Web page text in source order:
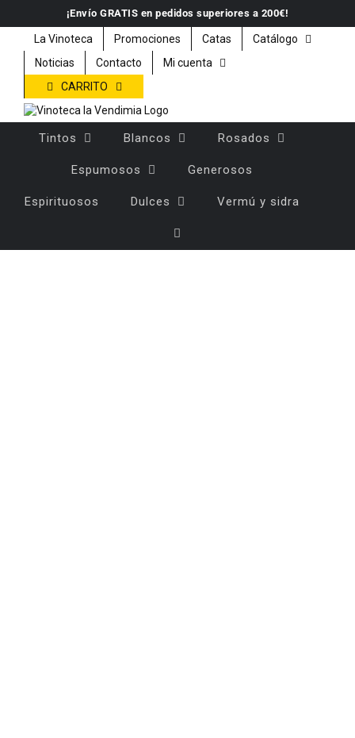
contenido
¡Envío GRATIS en pedidos superiores a 200€!
La Vinoteca Promociones Catas
Catálogo
Noticias
Contacto
Mi cuenta
CARRITO
Tintos Blancos Rosados
Espumosos Generosos
Espirituosos Dulces Vermú y sidra